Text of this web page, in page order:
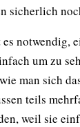
sicherlich
notwendig,
um zu
man sich
teils
weil sie